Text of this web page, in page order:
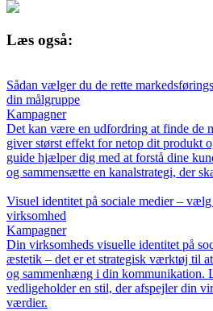
Læs også:
Sådan vælger du de rette
din målgruppe
Kampagner
Det kan være en udfordring at finde de
giver størst effekt for netop dit produkt
guide hjælper dig med at forstå dine
og sammensætte en kanalstrategi, der
Visuel identitet på sociale medier –
virksomhed
Kampagner
Din virksomheds visuelle identitet på
æstetik – det er et strategisk værktøj til
og sammenhæng i din kommunikation.
vedligeholder en stil, der afspejler din
værdier.